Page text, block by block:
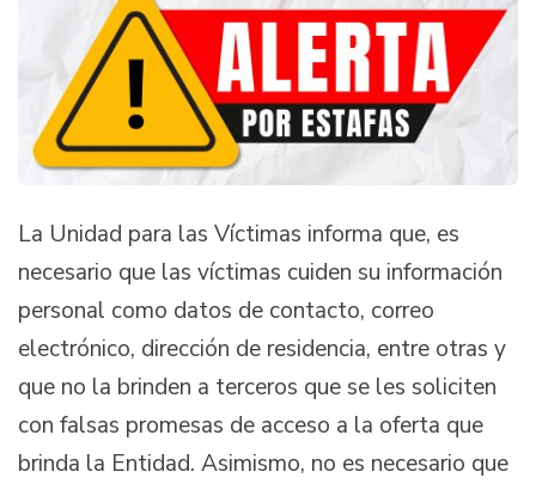
La Unidad para las Víctimas informa que, es
necesario que las víctimas cuiden su información
personal como datos de contacto, correo
electrónico, dirección de residencia, entre otras y
que no la brinden a terceros que se les soliciten
con falsas promesas de acceso a la oferta que
brinda la Entidad. Asimismo, no es necesario que